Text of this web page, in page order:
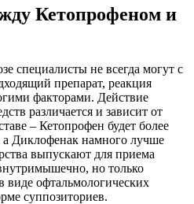
Кетопрофеном и
специалисты не всегда могут с
препарат, реакция
факторами. Действие
различается и зависит от
– Кетопрофен будет более
а Диклофенак намного лучше
выпускают для приема
но только
офтальмологических
суппозиториев.